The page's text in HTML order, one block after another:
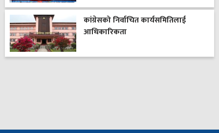
कांग्रेसको निर्वाचित कार्यसमितिलाई
आधिकारिकता